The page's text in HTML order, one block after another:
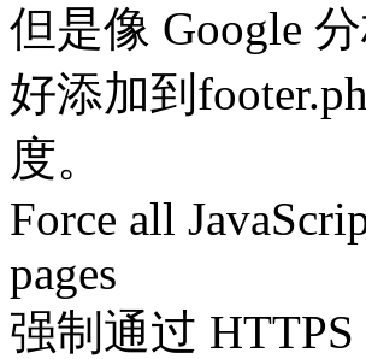
但是像 Google
好添加到
度。
Force all
pages
强制通过